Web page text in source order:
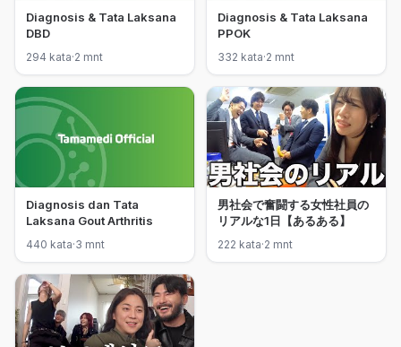
Diagnosis & Tata Laksana
DBD
294 kata·2 mnt
Diagnosis & Tata Laksana
PPOK
332 kata·2 mnt
Diagnosis dan Tata
Laksana Gout Arthritis
440 kata·3 mnt
男社会で奮闘する女性社員の
リアルな1日【あるある】
222 kata·2 mnt